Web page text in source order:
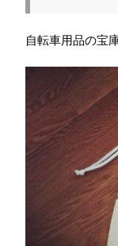
自転車用品の宝